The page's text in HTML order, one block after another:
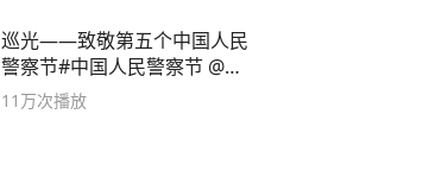
巡光——致敬第五个中国人民
警察节#中国人民警察节 @抖
音小助手
11万次播放